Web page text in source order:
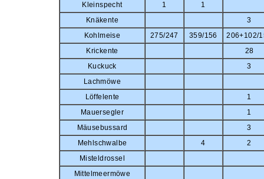
Kleinspecht
1
1
Knäkente
3
Kohlmeise
275/247 359/156
206+102/
Krickente
28
Kuckuck
3
Lachmöwe
Löffelente
1
Mauersegler
1
Mäusebussard
3
Mehlschwalbe
4
2
Misteldrossel
Mittelmeermöwe